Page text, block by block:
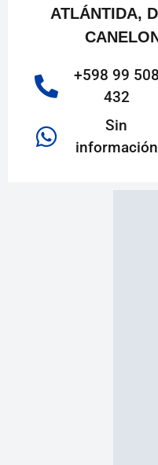
ATLÁNTIDA,
+598 99 508
432
Sin
información